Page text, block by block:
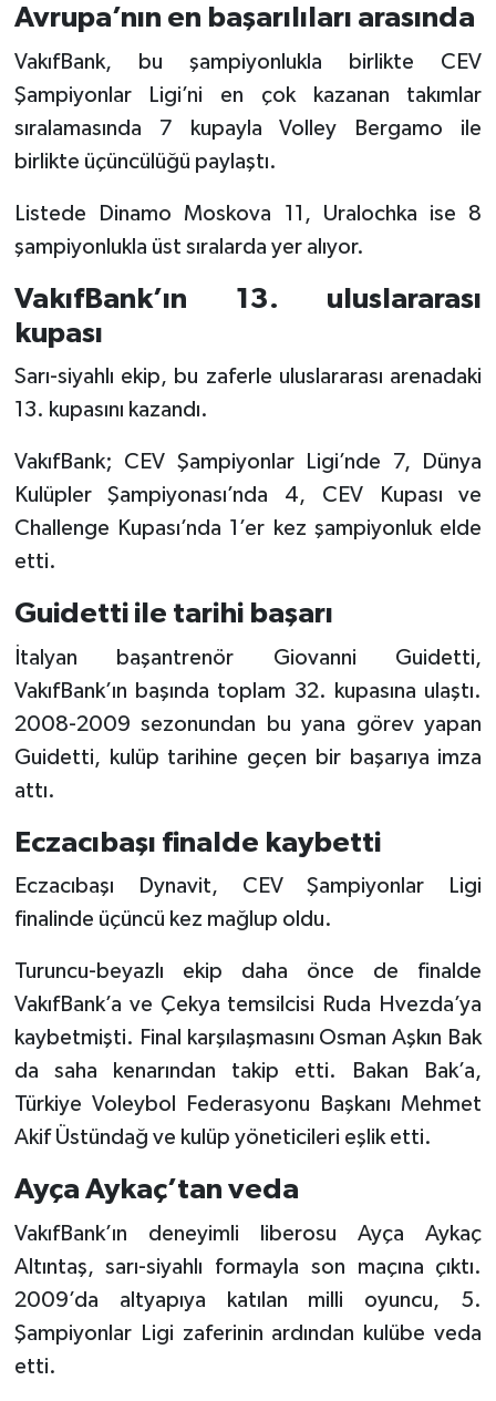
Avrupa’nın en başarılıları arasında
VakıfBank, bu şampiyonlukla birlikte CEV
Şampiyonlar Ligi’ni en çok kazanan takımlar
sıralamasında 7 kupayla Volley Bergamo ile
birlikte üçüncülüğü paylaştı.
Listede Dinamo Moskova 11, Uralochka ise 8
şampiyonlukla üst sıralarda yer alıyor.
VakıfBank’ın 13. uluslararası
kupası
Sarı-siyahlı ekip, bu zaferle uluslararası arenadaki
13. kupasını kazandı.
VakıfBank; CEV Şampiyonlar Ligi’nde 7, Dünya
Kulüpler Şampiyonası’nda 4, CEV Kupası ve
Challenge Kupası’nda 1’er kez şampiyonluk elde
etti.
Guidetti ile tarihi başarı
İtalyan başantrenör Giovanni Guidetti,
VakıfBank’ın başında toplam 32. kupasına ulaştı.
2008-2009 sezonundan bu yana görev yapan
Guidetti, kulüp tarihine geçen bir başarıya imza
attı.
Eczacıbaşı finalde kaybetti
Eczacıbaşı Dynavit, CEV Şampiyonlar Ligi
finalinde üçüncü kez mağlup oldu.
Turuncu-beyazlı ekip daha önce de finalde
VakıfBank’a ve Çekya temsilcisi Ruda Hvezda’ya
kaybetmişti. Final karşılaşmasını Osman Aşkın Bak
da saha kenarından takip etti. Bakan Bak’a,
Türkiye Voleybol Federasyonu Başkanı Mehmet
Akif Üstündağ ve kulüp yöneticileri eşlik etti.
Ayça Aykaç’tan veda
VakıfBank’ın deneyimli liberosu Ayça Aykaç
Altıntaş, sarı-siyahlı formayla son maçına çıktı.
2009’da altyapıya katılan milli oyuncu, 5.
Şampiyonlar Ligi zaferinin ardından kulübe veda
etti.